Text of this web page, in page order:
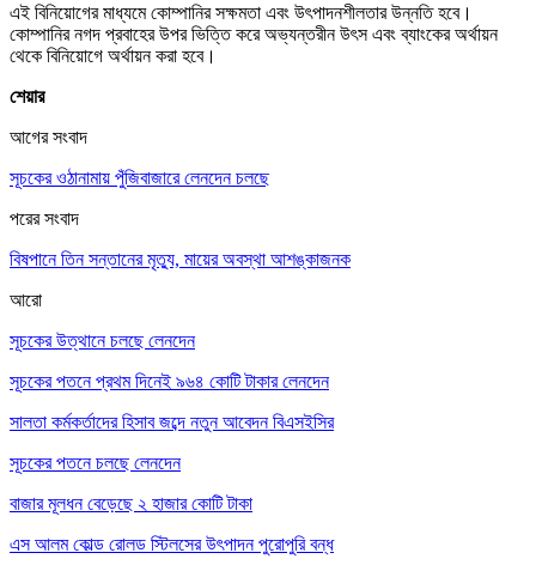
এই বিনিয়োগের মাধ্যমে কোম্পানির সক্ষমতা এবং উৎপাদনশীলতার উন্নতি হবে।
কোম্পানির নগদ প্রবাহের উপর ভিত্তি করে অভ্যন্তরীন উৎস এবং ব্যাংকের অর্থায়ন
থেকে বিনিয়োগে অর্থায়ন করা হবে।
শেয়ার
আগের সংবাদ
সূচকের ওঠানামায় পুঁজিবাজারে লেনদেন চলছে
পরের সংবাদ
বিষপানে তিন সন্তানের মৃত্যু, মায়ের অবস্থা আশঙ্কাজনক
আরো
সূচকের উত্থানে চলছে লেনদেন
সূচকের পতনে প্রথম দিনেই ৯৬৪ কোটি টাকার লেনদেন
সালতা কর্মকর্তাদের হিসাব জব্দে নতুন আবেদন বিএসইসির
সূচকের পতনে চলছে লেনদেন
বাজার মূলধন বেড়েছে ২ হাজার কোটি টাকা
এস আলম কোল্ড রোলড স্টিলসের উৎপাদন পুরোপুরি বন্ধ